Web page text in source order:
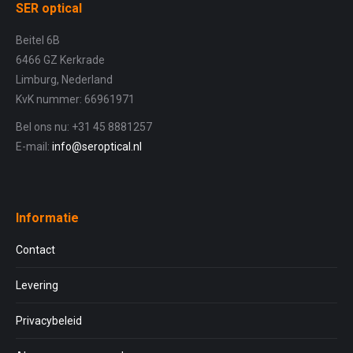
SER optical
Beitel 6B
6466 GZ Kerkrade
Limburg, Nederland
KvK nummer: 66961971
Bel ons nu: +31 45 8881257
E-mail: info@seroptical.nl
Informatie
Contact
Levering
Privacybeleid